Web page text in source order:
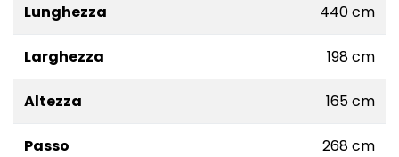
Lunghezza 440 cm
Larghezza 198 cm
Altezza 165 cm
Passo 268 cm